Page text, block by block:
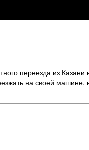
переезда из
на своей машине,